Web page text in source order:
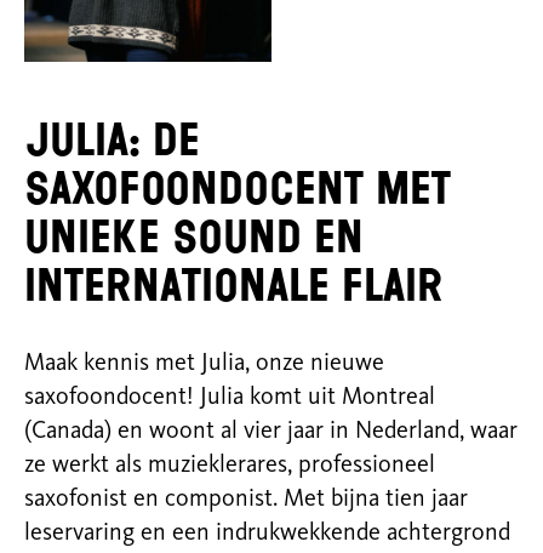
Julia: De
saxofoondocent met
unieke sound en
internationale flair
Maak kennis met Julia, onze nieuwe
saxofoondocent! Julia komt uit Montreal
(Canada) en woont al vier jaar in Nederland, waar
ze werkt als muzieklerares, professioneel
saxofonist en componist. Met bijna tien jaar
leservaring en een indrukwekkende achtergrond